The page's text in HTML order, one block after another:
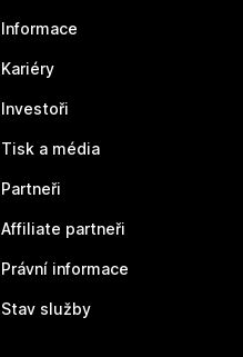
Informace
Kariéry
Investoři
Tisk a média
Partneři
Affiliate partneři
Právní informace
Stav služby